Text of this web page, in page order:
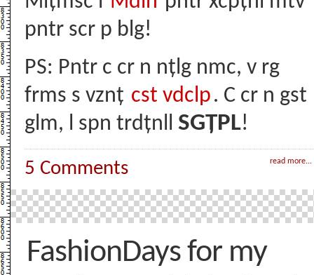
pntr scr p blg!
PS: Pntr c cr n nțlg nmc, v rg
frms s vznț cst vdclp. C cr n gst
glm, l spn trdțnll SGȚPL!
read more...
5 Comments
FashionDays for my